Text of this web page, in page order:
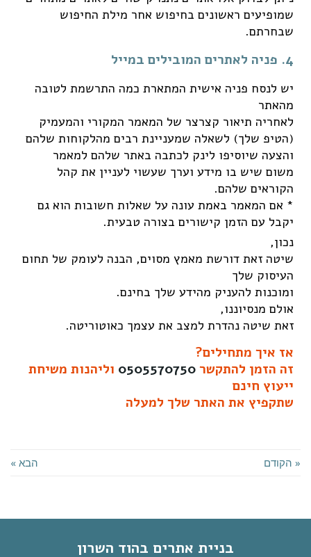
שמופיעים ראשונים בחיפוש אחר מילת החיפוש
שבחרתם.
4. פניה לאתרים המובילים במייל
יש לנסח פניה אישית המתארת כמה התרשמת לטובה
מהאתר
לאחריה תיאור קצרצר של המאמר המקורי והמעמיק
(הטיפ שלך) לשאלה שמעניינת רבים מהלקוחות שלהם
והצעה שיוסיפו לינק לכתבה באתר שלהם למאמר
משום שיש בו מידע וערך שעשוי לעניין את קהל
הקוראים שלהם.
* אם המאמר באמת עונה על שאלות חשובות הוא גם
יקבל עם הזמן קישורים בצורה טבעית.
נכון,
שיטה זאת דורשת מאמץ מסוים, הבנה לעומק של תחום
העיסוק שלך
ומוכנות להעניק מהידע שלך בחינם.
אולם מנסיוננו,
זאת שיטה נהדרת למצב את עצמך כאוטוריטה.
אז איך מתחילים?
זה הזמן להתקשר0505570750 וליהנות משיחת
ייעוץ חינם
שתקפיץ את האתר שלך למעלה
« הקודם הבא »
בניית אתרים בהוד השרון